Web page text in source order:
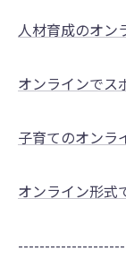
人材育成のオン
オンラインでス
子育てのオンラ
オンライン形式